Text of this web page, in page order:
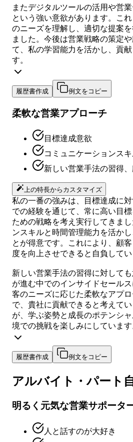
またデジタルツールの活用や営
という強い意欲があります。こ
のニーズを理解し、適切な提案
ました。今後は営業戦略の策定
て、私の学習能力を活かし、貢
す。
履歴書作成 例文をコピー
柔軟な営業アプローチ
目標達成意欲
コミュニケーションス
新しい営業手法の習得
上の特長からカスタマイズ
私の一番の強みは、目標達成に
での経験を通じて、常に高い目
ための戦略を考え実行してきま
ンスキルと時間管理能力を活か
とが得意です。これにより、顧
度を向上させできると自負してい
新しい営業手法の習得に対して
が進む中でのインサイドセール
客のニーズに応じた柔軟なアプ
で、貴社に貢献できると考えて
が、学ぶ姿勢と成長のポテンシ
境での挑戦を楽しみにしています
履歴書作成 例文をコピー
アルバイト・パート
明るく元気な営業サポータ
人と話すのが大好き